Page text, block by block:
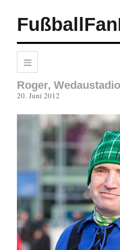
Roger,
Veröffentlicht
20. Juni 2012